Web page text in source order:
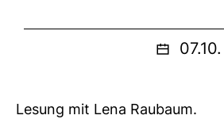
07.10.
Lesung mit Lena Raubaum.